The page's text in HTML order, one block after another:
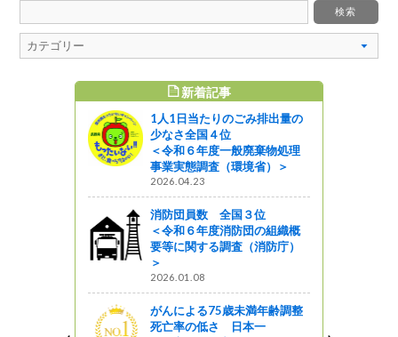
新着記事
1人1日当たりのごみ排出量の
少なさ全国４位
＜令和６年度一般廃棄物処理
事業実態調査（環境省）＞
2026.04.23
消防団員数 全国３位
＜令和６年度消防団の組織概
要等に関する調査（消防庁）
＞
2026.01.08
がんによる75歳未満年齢調整
死亡率の低さ 日本一